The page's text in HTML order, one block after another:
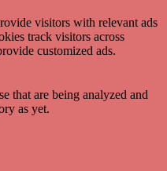
visitors with relevant ads
track visitors across
customized ads.
that are being analyzed and
as yet.